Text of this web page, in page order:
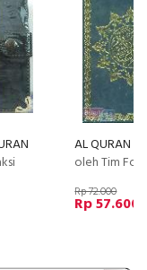
AL QURAN
oleh Tim
Rp 72.000
Rp 57.600